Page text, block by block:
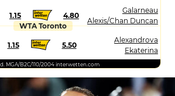
1.15 4.80
Galarneau
Alexis/Chan Duncan
WTA Toronto
1.15 5.50
Alexandrova
Ekaterina
MGA/B2C/110/2004 interwetten.com